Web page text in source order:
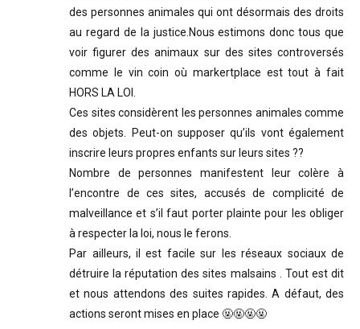
des personnes animales qui ont désormais des droits
au regard de la justice.Nous estimons donc tous que
voir figurer des animaux sur des sites controversés
comme le vin coin où markertplace est tout à fait
HORS LA LOI.
Ces sites considèrent les personnes animales comme
des objets. Peut-on supposer qu’ils vont également
inscrire leurs propres enfants sur leurs sites ??
Nombre de personnes manifestent leur colère à
l’encontre de ces sites, accusés de complicité de
malveillance et s’il faut porter plainte pour les obliger
à respecter la loi, nous le ferons.
Par ailleurs, il est facile sur les réseaux sociaux de
détruire la réputation des sites malsains . Tout est dit
et nous attendons des suites rapides. A défaut, des
actions seront mises en place 🤬🤬🤬🤬